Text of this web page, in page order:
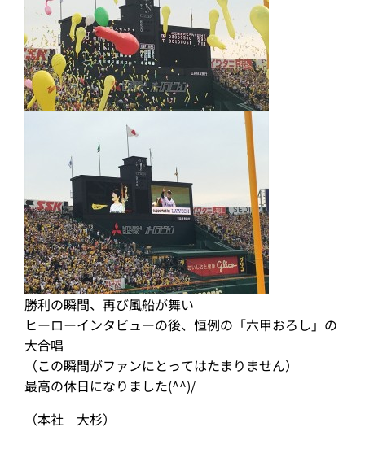
勝利の瞬間、再び風船が舞い
ヒーローインタビューの後、恒例の「六甲おろし」の
大合唱
（この瞬間がファンにとってはたまりません）
最高の休日になりました(^^)/
（本社 大杉）